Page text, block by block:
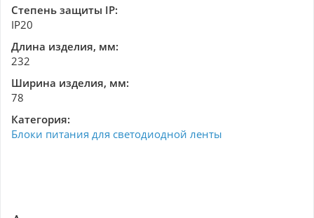
Степень защиты IP:
IP20
Длина изделия, мм:
232
Ширина изделия, мм:
78
Категория:
Блоки питания для светодиодной ленты